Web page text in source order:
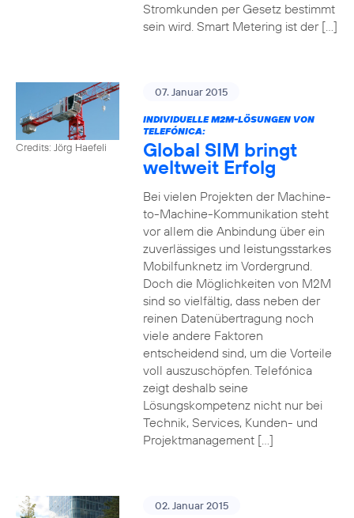
Stromkunden per Gesetz bestimmt
sein wird. Smart Metering ist der […]
Credits: Jörg Haefeli
07. Januar 2015
INDIVIDUELLE M2M-LÖSUNGEN VON
TELEFÓNICA:
Global SIM bringt
weltweit Erfolg
Bei vielen Projekten der Machine-
to-Machine-Kommunikation steht
vor allem die Anbindung über ein
zuverlässiges und leistungsstarkes
Mobilfunknetz im Vordergrund.
Doch die Möglichkeiten von M2M
sind so vielfältig, dass neben der
reinen Datenübertragung noch
viele andere Faktoren
entscheidend sind, um die Vorteile
voll auszuschöpfen. Telefónica
zeigt deshalb seine
Lösungskompetenz nicht nur bei
Technik, Services, Kunden- und
Projektmanagement […]
02. Januar 2015